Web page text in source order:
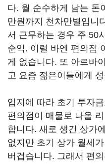
다. 월 순수하게 남는 돈
만원까지 천차만별입니
서 근무하는 경우 주 50
순익. 이럴 바엔 편의점
게 없습니다. 또 아르바
고 요즘 젊은이들에게
입지에 따라 초기 투자
편의점이 매물로 나올
합니다. 새로 생긴 상가
없지만 초기 상가 월세
버겁습니다. 그래서 편